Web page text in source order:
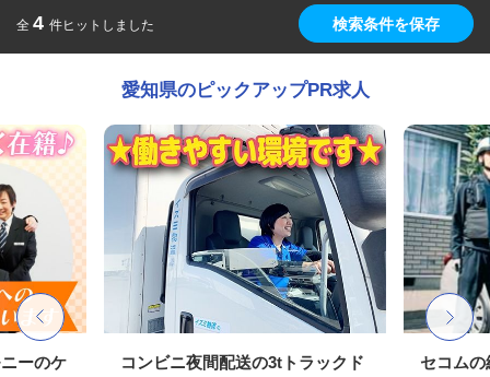
全 4 件ヒットしました 検索条件を保存
愛知県のピックアップPR求人
ーのケ
コンビニ夜間配送の3tトラックド
セコムの